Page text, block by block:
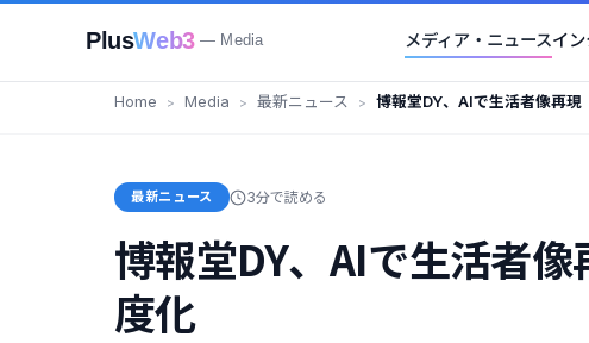
PlusWeb3 — Media メディア・ニュースイ
Home Media 最新ニュース
博報堂DY、AIで生活者像再
最新ニュース 3分で読める
博報堂DY、AIで生活者
度化